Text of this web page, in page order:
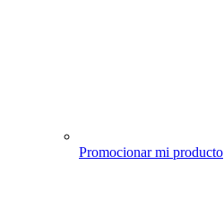
Promocionar mi producto